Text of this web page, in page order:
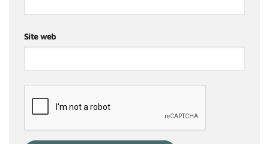
Site web